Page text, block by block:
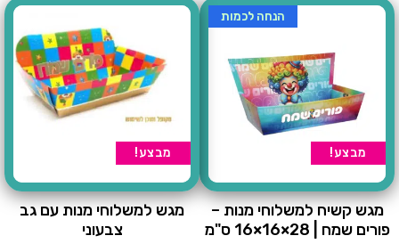
מבצע!
הנחה לכמות
מגש קשיח למשלוחי מנות –
פורים שמח | 28×16×16 ס"מ
מבצע!
מגש למשלוחי מנות עם גב
צבעוני